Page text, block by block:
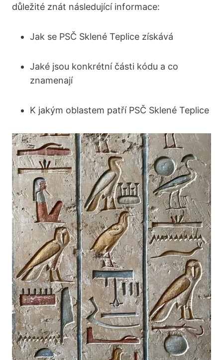
důležité znát ‍následující informace:
Jak ‍se‌ PSČ Sklené Teplice získává
Jaké jsou konkrétní části kódu a co
‌znamenají
K⁢ jakým oblastem patří PSČ Sklené Teplice